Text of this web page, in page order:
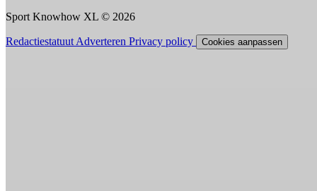
Sport Knowhow XL © 2026
Redactiestatuut Adverteren Privacy policy Cookies aanpassen